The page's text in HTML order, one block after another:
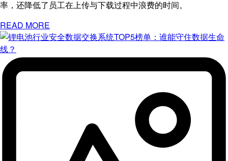
率，还降低了员工在上传与下载过程中浪费的时间。
READ MORE